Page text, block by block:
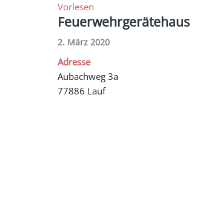
Vorlesen
Feuerwehrgerätehaus
2. März 2020
Adresse
Aubachweg 3a
77886 Lauf